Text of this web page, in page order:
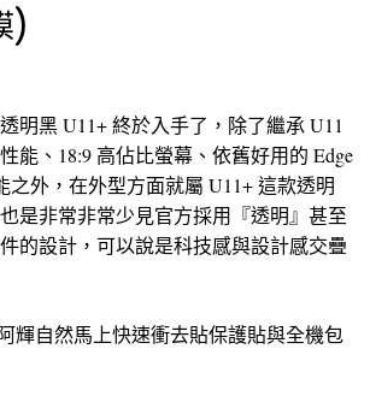
)
明黑 U11+ 終於入手了，除了繼承 U11
能、18:9 高佔比螢幕、依舊好用的 Edge
之外，在外型方面就屬 U11+ 這款透明
是非常非常少見官方採用『透明』甚至
的設計，可以說是科技感與設計感交疊
輝自然馬上快速衝去貼保護貼與全機包